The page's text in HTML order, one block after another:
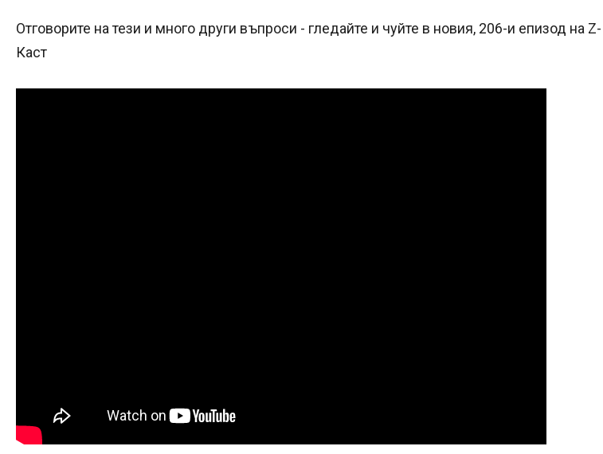
Отговорите на тези и много други въпроси - гледайте и чуйте в новия, 206-и епизод на Z-
Каст